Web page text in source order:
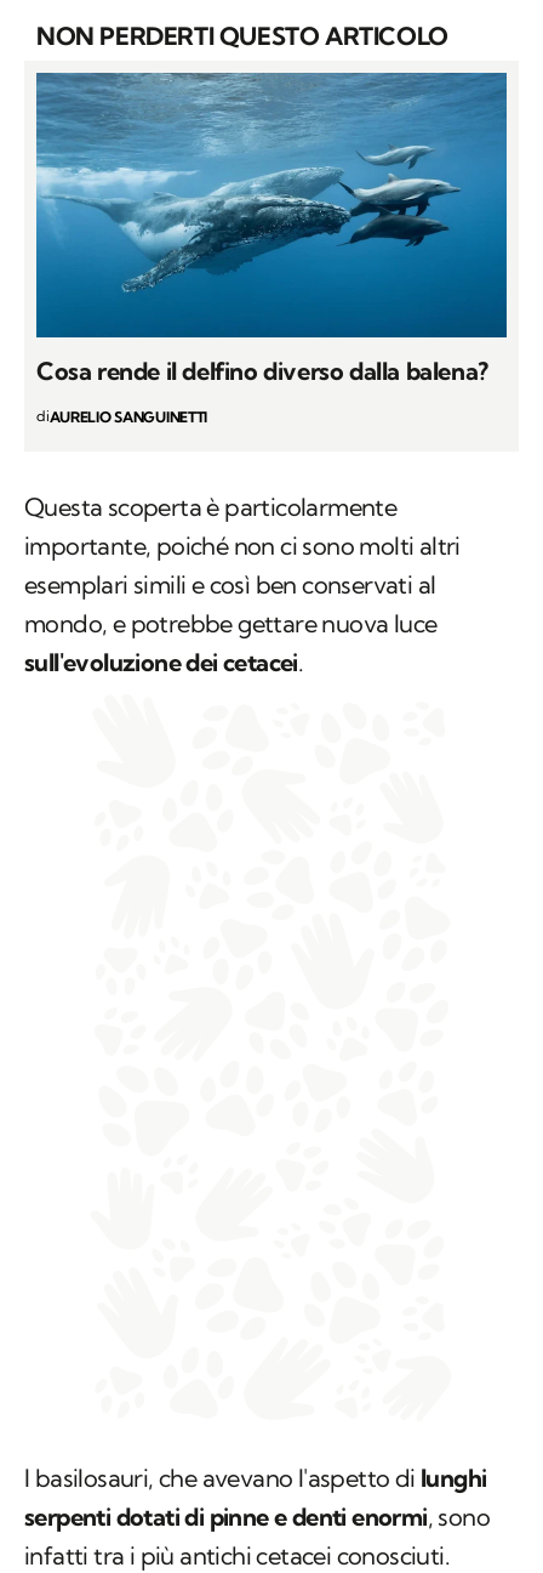
NON PERDERTI QUESTO ARTICOLO
Cosa rende il delfino diverso dalla balena?
diAURELIO SANGUINETTI
Questa scoperta è particolarmente
importante, poiché non ci sono molti altri
esemplari simili e così ben conservati al
mondo, e potrebbe gettare nuova luce
sull'evoluzione dei cetacei.
I basilosauri, che avevano l'aspetto di lunghi
serpenti dotati di pinne e denti enormi, sono
infatti tra i più antichi cetacei conosciuti.